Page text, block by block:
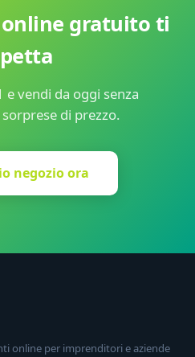
gratuito ti
e vendi da oggi senza
di prezzo.
negozio ora
online per imprenditori e aziende